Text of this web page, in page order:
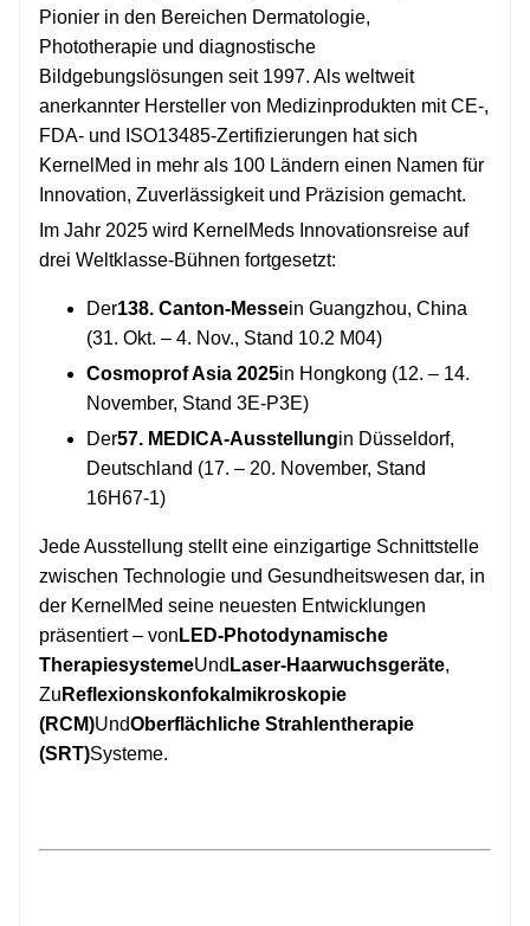
Pionier in den Bereichen Dermatologie,
Phototherapie und diagnostische
Bildgebungslösungen seit 1997. Als weltweit
anerkannter Hersteller von Medizinprodukten mit CE-,
FDA- und ISO13485-Zertifizierungen hat sich
KernelMed in mehr als 100 Ländern einen Namen für
Innovation, Zuverlässigkeit und Präzision gemacht.
Im Jahr 2025 wird KernelMeds Innovationsreise auf
drei Weltklasse-Bühnen fortgesetzt:
Der138. Canton-Messein Guangzhou, China
(31. Okt. – 4. Nov., Stand 10.2 M04)
Cosmoprof Asia 2025in Hongkong (12. – 14.
November, Stand 3E-P3E)
Der57. MEDICA-Ausstellungin Düsseldorf,
Deutschland (17. – 20. November, Stand
16H67-1)
Jede Ausstellung stellt eine einzigartige Schnittstelle
zwischen Technologie und Gesundheitswesen dar, in
der KernelMed seine neuesten Entwicklungen
präsentiert – von LED-Photodynamische
TherapiesystemeUnd Laser-Haarwuchsgeräte,
Zu Reflexionskonfokalmikroskopie
(RCM)UndOberflächliche Strahlentherapie
(SRT)Systeme.